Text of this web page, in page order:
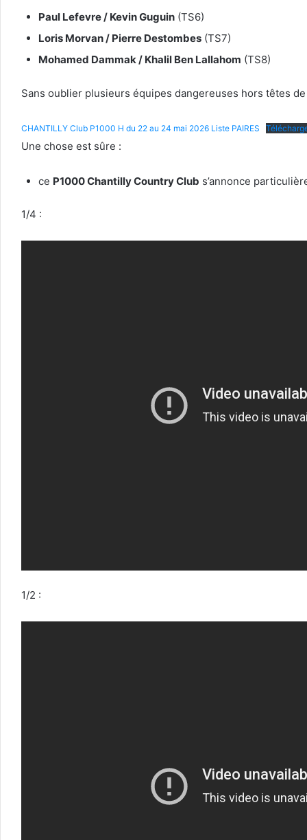
Paul Lefevre / Kevin Guguin (TS6)
Loris Morvan / Pierre Destombes (TS7)
Mohamed Dammak / Khalil Ben Lallahom (TS8)
Sans oublier plusieurs équipes dangereuses hors têtes
CHANTILLY Club P1000 H du 22 au 24 mai 2026 Liste PAIRES
Une chose est sûre :
ce P1000 Chantilly Country Club s’annonce
1/4 :
1/2 :